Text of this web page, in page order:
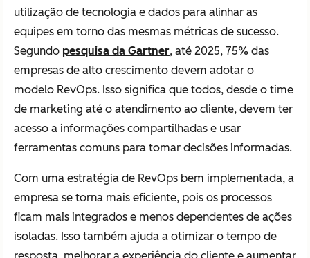
utilização de tecnologia e dados para alinhar as
equipes em torno das mesmas métricas de sucesso.
Segundo pesquisa da Gartner, até 2025, 75% das
empresas de alto crescimento devem adotar o
modelo RevOps. Isso significa que todos, desde o time
de marketing até o atendimento ao cliente, devem ter
acesso a informações compartilhadas e usar
ferramentas comuns para tomar decisões informadas.
Com uma estratégia de RevOps bem implementada, a
empresa se torna mais eficiente, pois os processos
ficam mais integrados e menos dependentes de ações
isoladas. Isso também ajuda a otimizar o tempo de